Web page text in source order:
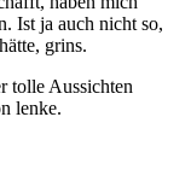
Ist ja auch nicht so,
grins.
tolle Aussichten
lenke.